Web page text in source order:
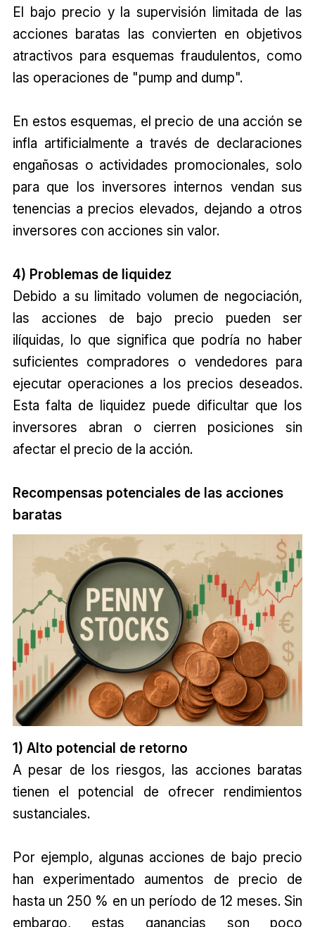
El bajo precio y la supervisión limitada de las
acciones baratas las convierten en objetivos
atractivos para esquemas fraudulentos, como
las operaciones de "pump and dump".
En estos esquemas, el precio de una acción se
infla artificialmente a través de declaraciones
engañosas o actividades promocionales, solo
para que los inversores internos vendan sus
tenencias a precios elevados, dejando a otros
inversores con acciones sin valor.
4) Problemas de liquidez
Debido a su limitado volumen de negociación,
las acciones de bajo precio pueden ser
ilíquidas, lo que significa que podría no haber
suficientes compradores o vendedores para
ejecutar operaciones a los precios deseados.
Esta falta de liquidez puede dificultar que los
inversores abran o cierren posiciones sin
afectar el precio de la acción.
Recompensas potenciales de las acciones
baratas
1) Alto potencial de retorno
A pesar de los riesgos, las acciones baratas
tienen el potencial de ofrecer rendimientos
sustanciales.
Por ejemplo, algunas acciones de bajo precio
han experimentado aumentos de precio de
hasta un 250 % en un período de 12 meses. Sin
embargo, estas ganancias son poco